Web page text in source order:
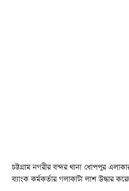
চট্টগ্রাম নগরীর বন্দর থানা ধোপপুর
ব্যাংক কর্মকর্তার গলাকাটা লাশ উদ্ধার